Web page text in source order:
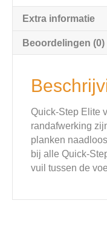
Extra informatie
Beoordelingen (0)
Quick-Step Elite
randafwerking
planken
bij alle Quick-
vuil tussen de